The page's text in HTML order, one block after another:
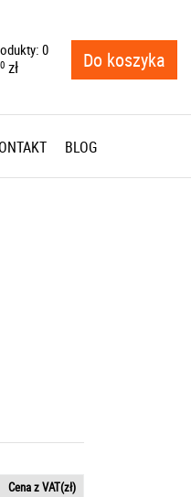
0
zł Do koszyka
BLOG
Cena z VAT(zł)